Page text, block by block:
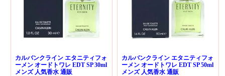
カルバンクライン エタニティフォ
ーメン オードトワレ EDT SP 30ml
メンズ 人気香水 通販
カルバンクライン エタニティフォ
ーメン オードトワレ EDT SP 50ml
メンズ 人気香水 通販